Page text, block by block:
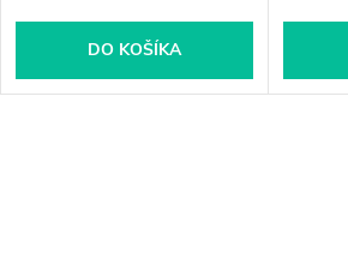
DO KOŠÍKA